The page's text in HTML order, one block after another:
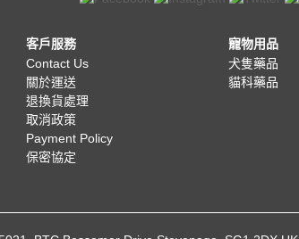
客戶服務
Contact Us
關於運送
退換貨處理
取消政策
Payment Policy
保密協定
寵物用品
犬隻藥品
貓科藥品